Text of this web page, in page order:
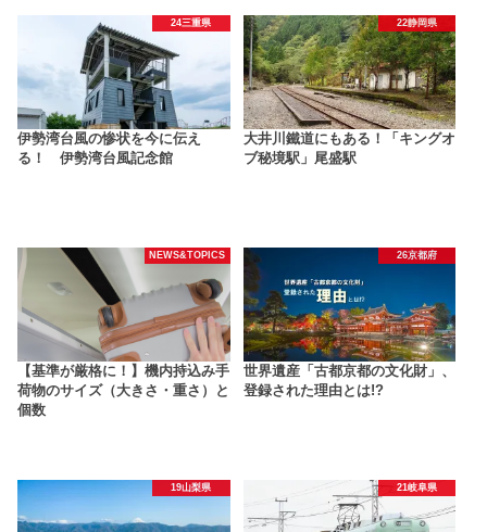
24三重県
伊勢湾台風の惨状を今に伝え
る！ 伊勢湾台風記念館
22静岡県
大井川鐵道にもある！「キングオ
ブ秘境駅」尾盛駅
NEWS&TOPICS
【基準が厳格に！】機内持込み手
荷物のサイズ（大きさ・重さ）と
個数
26京都府
世界遺産「古都京都の文化財」、
登録された理由とは!?
19山梨県 21岐阜県